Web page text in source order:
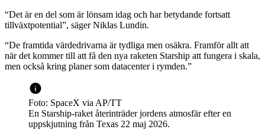
“Det är en del som är lönsam idag och har betydande fortsatt
tillväxtpotential”, säger Niklas Lundin.
“De framtida värdedrivarna är tydliga men osäkra. Framför allt att
när det kommer till att få den nya raketen Starship att fungera i skala,
men också kring planer som datacenter i rymden.”
Foto: SpaceX via AP/TT
En Starship-raket återinträder jordens atmosfär efter en
uppskjutning från Texas 22 maj 2026.